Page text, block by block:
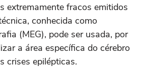
extremamente fracos emitidos
conhecida como
(MEG), pode ser usada, por
a área específica do cérebro
crises epilépticas.